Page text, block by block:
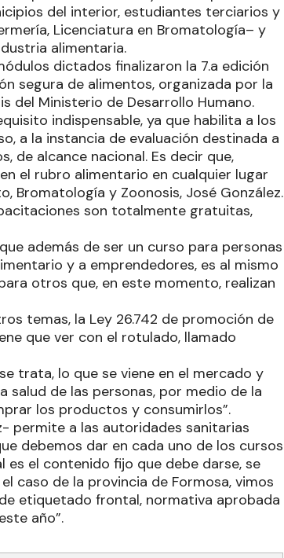
del interior, estudiantes terciarios y
Licenciatura en Bromatología– y
alimentaria.
dictados finalizaron la 7.a edición
segura de alimentos, organizada por la
del Ministerio de Desarrollo Humano.
indispensable, ya que habilita a los
a la instancia de evaluación destinada a
de alcance nacional. Es decir que,
el rubro alimentario en cualquier lugar
Bromatología y Zoonosis, José González.
son totalmente gratuitas,
además de ser un curso para personas
y a emprendedores, es al mismo
otros que, en este momento, realizan
temas, la Ley 26.742 de promoción de
que ver con el rotulado, llamado
trata, lo que se viene en el mercado y
de las personas, por medio de la
los productos y consumirlos”.
permite a las autoridades sanitarias
debemos dar en cada uno de los cursos
el contenido fijo que debe darse, se
caso de la provincia de Formosa, vimos
etiquetado frontal, normativa aprobada
año”.